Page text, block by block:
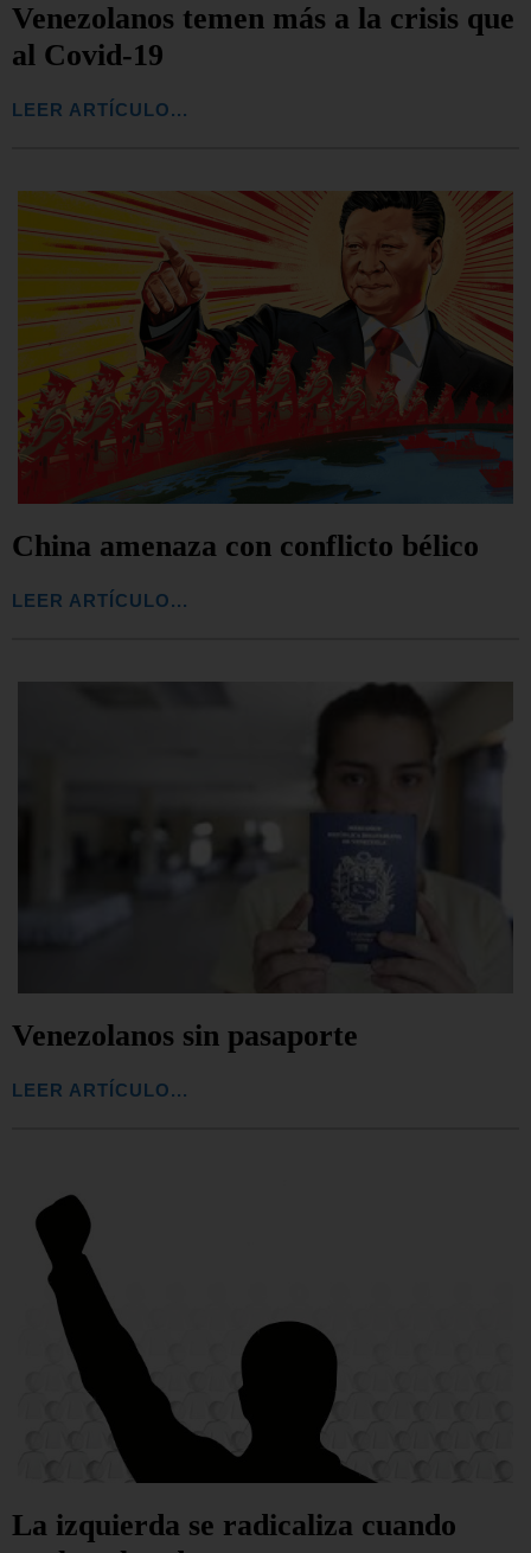
Venezolanos temen más a la crisis que
al Covid-19
LEER ARTÍCULO...
China amenaza con conflicto bélico
LEER ARTÍCULO...
Venezolanos sin pasaporte
LEER ARTÍCULO...
La izquierda se radicaliza cuando